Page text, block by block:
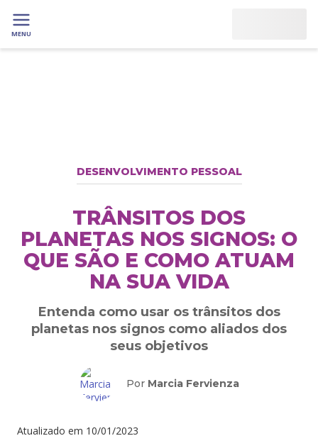
MENU
DESENVOLVIMENTO PESSOAL
TRÂNSITOS DOS
PLANETAS NOS SIGNOS: O
QUE SÃO E COMO ATUAM
NA SUA VIDA
Entenda como usar os trânsitos dos
planetas nos signos como aliados dos
seus objetivos
Por Marcia Fervienza
Atualizado em 10/01/2023